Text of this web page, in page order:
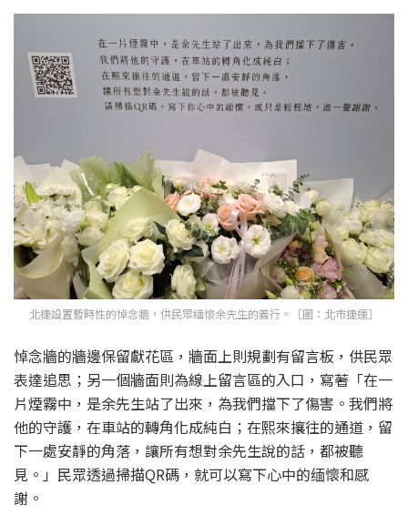
北捷設置暫時性的悼念牆，供民眾緬懷余先生的義行。［圖：北市捷運］
悼念牆的牆邊保留獻花區，牆面上則規劃有留言板，供民眾
表達追思；另一個牆面則為線上留言區的入口，寫著「在一
片煙霧中，是余先生站了出來，為我們擋下了傷害。我們將
他的守護，在車站的轉角化成純白；在熙來攘往的通道，留
下一處安靜的角落，讓所有想對余先生說的話，都被聽
見。」民眾透過掃描QR碼，就可以寫下心中的缅懷和感
謝。